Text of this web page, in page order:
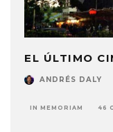
EL ÚLTIMO
ANDRÉS DALY
IN MEMORIAM 46